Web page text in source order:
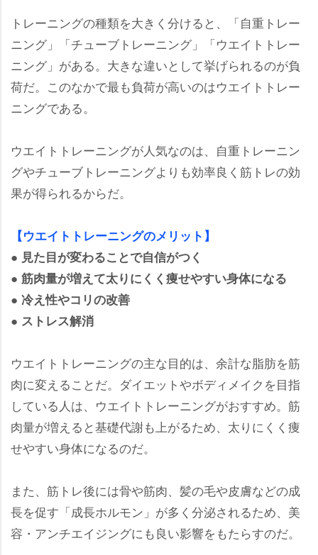
トレーニングの種類を大きく分けると、「自重トレー
ニング」「チューブトレーニング」「ウエイトトレー
ニング」がある。大きな違いとして挙げられるのが負
荷だ。このなかで最も負荷が高いのはウエイトトレー
ニングである。
ウエイトトレーニングが人気なのは、自重トレーニン
グやチューブトレーニングよりも効率良く筋トレの効
果が得られるからだ。
【ウエイトトレーニングのメリット】
● 見た目が変わることで自信がつく
● 筋肉量が増えて太りにくく痩せやすい身体になる
● 冷え性やコリの改善
● ストレス解消
ウエイトトレーニングの主な目的は、余計な脂肪を筋
肉に変えることだ。ダイエットやボディメイクを目指
している人は、ウエイトトレーニングがおすすめ。筋
肉量が増えると基礎代謝も上がるため、太りにくく痩
せやすい身体になるのだ。
また、筋トレ後には骨や筋肉、髪の毛や皮膚などの成
長を促す「成長ホルモン」が多く分泌されるため、美
容・アンチエイジングにも良い影響をもたらすのだ。